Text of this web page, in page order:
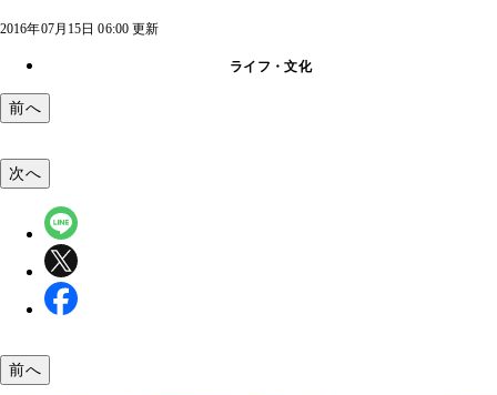
2016年07月15日 06:00 更新
ライフ・文化
前へ
次へ
前へ